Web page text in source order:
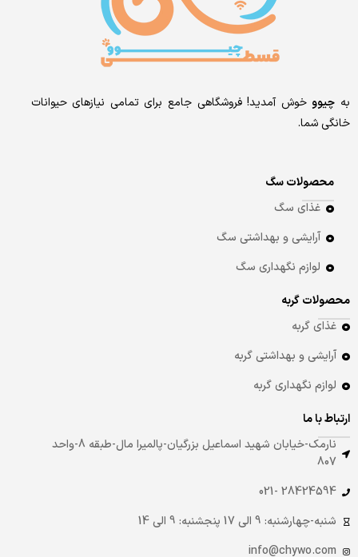
به چیوو خوش آمدید! فروشگاهی جامع برای تمامی نیازهای حیوانات
خانگی شما.
محصولات سگ
غذای سگ
آرایشی و بهداشتی سگ
لوازم نگهداری سگ
محصولات گربه
غذای گربه
آرایشی و بهداشتی گربه
لوازم نگهداری گربه
ارتباط با ما
نارمک-خیابان شهید اسماعیل بزرگیان-پالمیرا مال-طبقه 8-واحد
807
28424594 -021
شنبه-چهارشنبه: 9 الی 17 پنجشنبه: 9 الی 14
info@chywo.com